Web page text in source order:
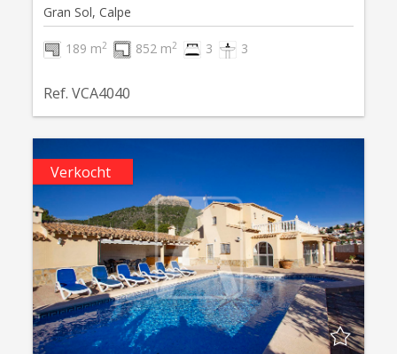
Gran Sol, Calpe
189 m2 852 m2 3 3
Ref. VCA4040
Verkocht